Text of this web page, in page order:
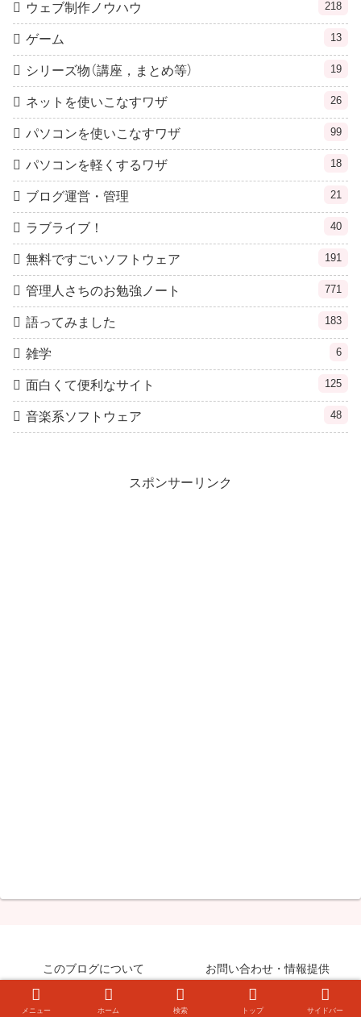
ウェブ制作ノウハウ 218
ゲーム 13
シリーズ物（講座，まとめ等） 19
ネットを使いこなすワザ 26
パソコンを使いこなすワザ 99
パソコンを軽くするワザ 18
ブログ運営・管理 21
ラブライブ！ 40
無料ですごいソフトウェア 191
管理人さちのお勉強ノート 771
語ってみました 183
雑学 6
面白くて便利なサイト 125
音楽系ソフトウェア 48
スポンサーリンク
このブログについて お問い合わせ・情報提供
© 2008-2026 知らなきゃ絶対損するPCマル秘ワザ.
メニュー ホーム 検索 トップ サイドバー